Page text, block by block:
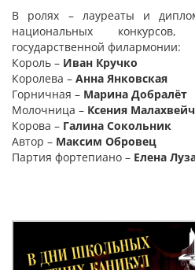
В ролях – лауреаты и
национальных конкурсов,
государственной филармонии:
Король – Иван Кручко
Королева – Анна Янковская
Горничная – Марина Добралёт
Молочница – Ксения
Корова – Галина Сокольник
Автор – Максим Обровец
Партия фортепиано – Елена